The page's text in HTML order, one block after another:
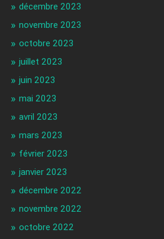
décembre 2023
novembre 2023
octobre 2023
juillet 2023
juin 2023
mai 2023
avril 2023
mars 2023
février 2023
janvier 2023
décembre 2022
novembre 2022
octobre 2022